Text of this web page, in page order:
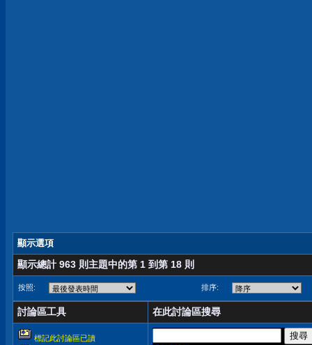
顯示選項
顯示總計 963 則主題中的第 1 到第 18 則
按照: 排序:
討論區工具 在此討論區搜尋
標記此討論區已讀